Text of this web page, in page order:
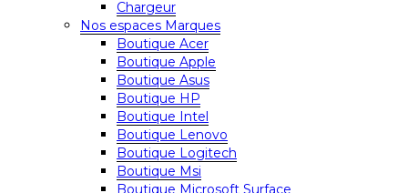
Chargeur
Nos espaces Marques
Boutique Acer
Boutique Apple
Boutique Asus
Boutique HP
Boutique Intel
Boutique Lenovo
Boutique Logitech
Boutique Msi
Boutique Microsoft Surface